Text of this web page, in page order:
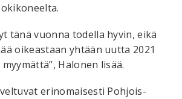
tänä vuonna todella hyvin, eikä
oikeastaan yhtään uutta 2021
Halonen lisää.
erinomaisesti Pohjois-